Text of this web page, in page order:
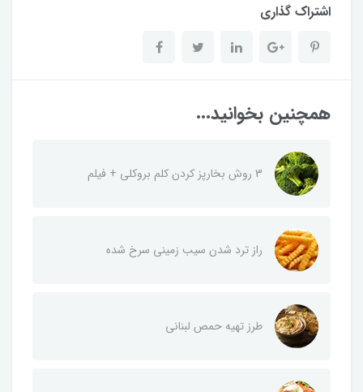
اشتراک گذاری
همچنین بخوانید...
3 روش بخارپز کردن کلم بروکلی + فیلم
راز ترد شدن سیب زمینی سرخ شده
طرز تهیه حمص لبنانی